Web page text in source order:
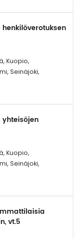
Kuopio,
Seinäjoki,
Kuopio,
Seinäjoki,
vt.5